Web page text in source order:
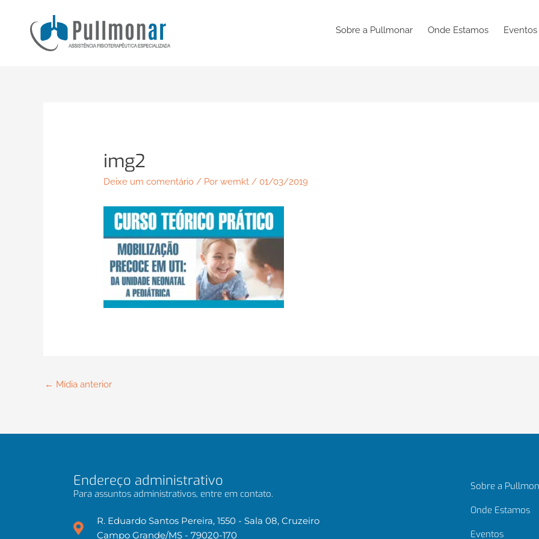
conteúdo
Sobre a Pullmonar Onde Estamos Eventos
img2
Deixe um comentário / Porwemkt/01/03/2019
← Mídia anterior
Endereço administrativo
Para assuntos administrativos, entre em contato.
R. Eduardo Santos Pereira, 1550 - Sala 08, Cruzeiro
Campo Grande/MS - 79020-170
Sobre a
Onde Estamos
Eventos